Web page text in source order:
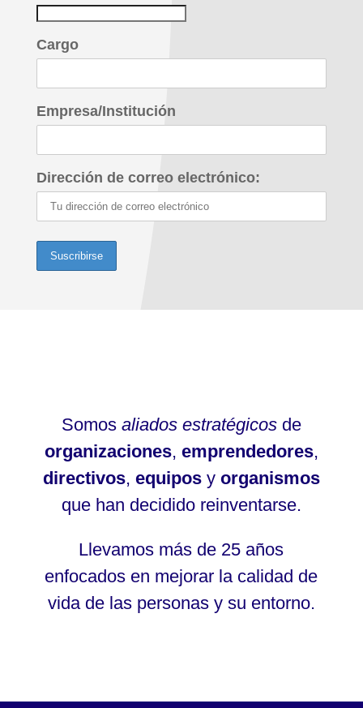
Cargo
Empresa/Institución
Dirección de correo electrónico:
Somos aliados estratégicosde
organizaciones, emprendedores,
directivos, equiposy organismos
que han decidido reinventarse.
Llevamos más de 25 años
enfocados en mejorar la calidad de
vida de las personas y su entorno.